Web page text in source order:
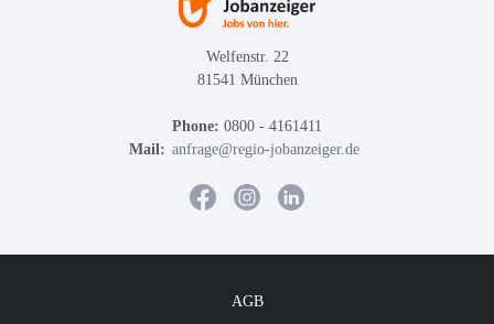
Welfenstr. 22
81541 München
Phone: 0800 - 4161411
Mail: anfrage@regio-jobanzeiger.de
AGB